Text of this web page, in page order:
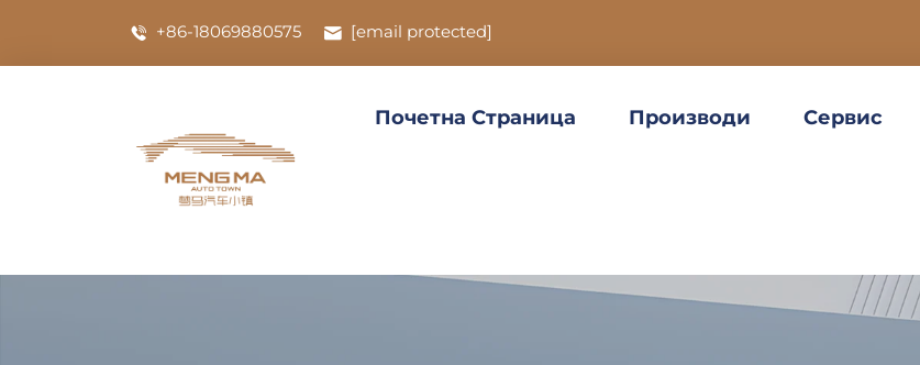
+86-18069880575 [email protected]
Почетна Страница Производи Сервис